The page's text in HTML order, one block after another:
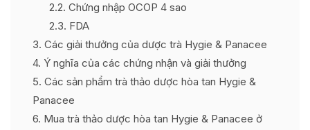
2.2 Chứng nhập OCOP 4 sao
2.3 FDA
3 Các giải thưởng của dược trà Hygie & Panacee
4 Ý nghĩa của các chứng nhận và giải thưởng
5 Các sản phẩm trà thảo dược hòa tan Hygie &
Panacee
6 Mua trà thảo dược hòa tan Hygie & Panacee ở